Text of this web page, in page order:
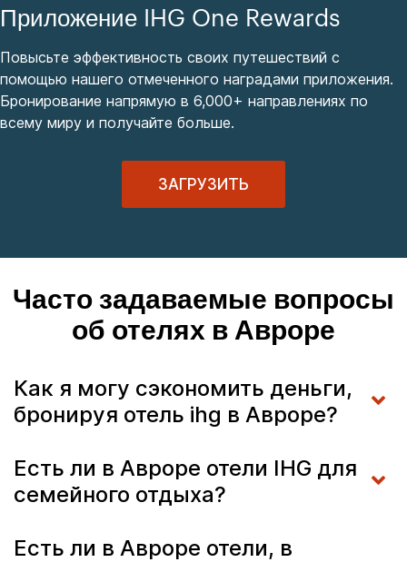
Приложение IHG One Rewards
Повысьте эффективность своих путешествий с
помощью нашего отмеченного наградами приложения.
Бронирование напрямую в 6,000+ направлениях по
всему миру и получайте больше.
ЗАГРУЗИТЬ
Часто задаваемые вопросы
об отелях в Авроре
Как я могу сэкономить деньги,
бронируя отель ihg в Авроре?
Есть ли в Авроре отели IHG для
семейного отдыха?
Есть ли в Авроре отели, в